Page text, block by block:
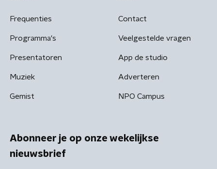
Frequenties
Programma's
Presentatoren
Muziek
Gemist
Contact
Veelgestelde vragen
App de studio
Adverteren
NPO Campus
Abonneer je op onze wekelijkse
nieuwsbrief